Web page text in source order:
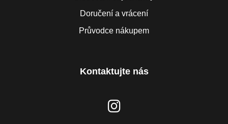
Doručení a vrácení
Průvodce nákupem
Kontaktujte nás